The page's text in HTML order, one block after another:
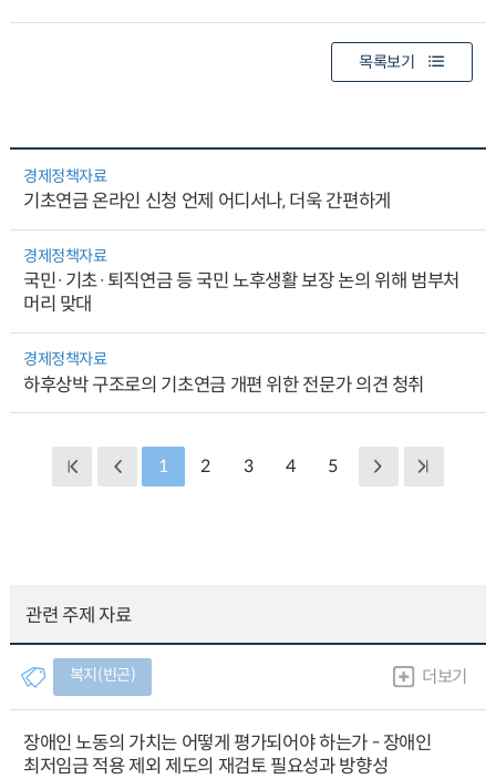
목록보기
경제정책자료
기초연금 온라인 신청 언제 어디서나, 더욱 간편하게
경제정책자료
국민·기초·퇴직연금 등 국민 노후생활 보장 논의 위해 범부처
머리 맞대
경제정책자료
하후상박 구조로의 기초연금 개편 위한 전문가 의견 청취
1 2 3 4 5
관련 주제 자료
복지(빈곤) 더보기
장애인 노동의 가치는 어떻게 평가되어야 하는가 - 장애인
최저임금 적용 제외 제도의 재검토 필요성과 방향성